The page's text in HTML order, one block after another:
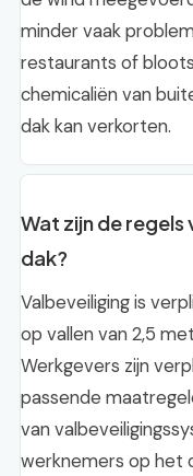
minder vaak
restaurants of
chemicaliën van
dak kan verkorten.
Wat zijn de
dak?
Valbeveiliging is
op vallen van 2,5
Werkgevers zijn
passende
van
werknemers op het